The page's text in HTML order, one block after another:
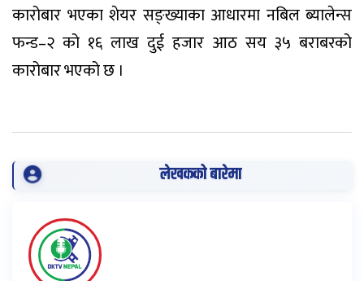
कारोबार भएका शेयर सङ्ख्याका आधारमा नबिल ब्यालेन्स
फन्ड–२ को १६ लाख दुई हजार आठ सय ३५ बराबरको
कारोबार भएको छ ।
लेखकको बारेमा